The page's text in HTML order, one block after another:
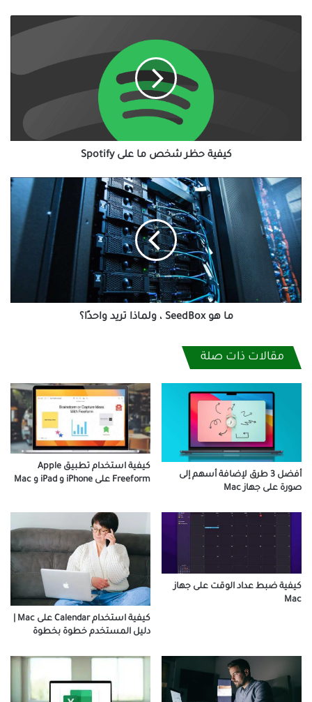
كيفية حظر شخص ما على Spotify
ما
هو
SeedBox
ولماذا
تريد
واحدًا؟
ما هو SeedBox ، ولماذا تريد واحدًا؟
مقالات ذات صلة
أفضل 3 طرق لإضافة أسهم إلى
صورة على جهاز Mac
كيفية استخدام تطبيق Apple
Freeform على iPhone و iPad و Mac
كيفية ضبط عداد الوقت على جهاز
Mac
دليل المستخدم خطوة بخطوة